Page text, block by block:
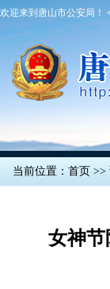
欢迎来到唐山市公安局！
当前位置： 首页 >>
女神节